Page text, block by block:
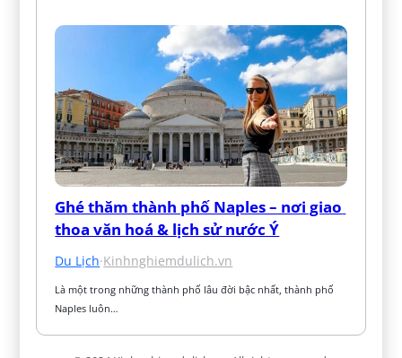
Ghé thăm thành phố Naples – nơi giao
thoa văn hoá & lịch sử nước Ý
Du Lịch·Kinhnghiemdulich.vn
Là một trong những thành phố lâu đời bậc nhất, thành phố
Naples luôn…